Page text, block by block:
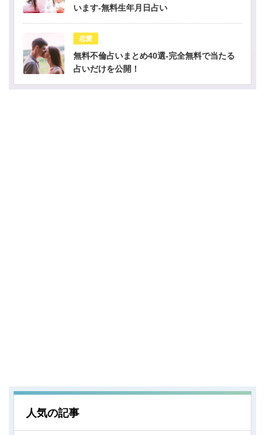
います-無料生年月日占い
恋愛
無料不倫占いまとめ40選-完全無料で当たる
占いだけを公開！
人気の記事